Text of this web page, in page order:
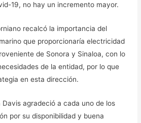
19, no hay un incremento mayor.
recalcó la importancia del
que proporcionaría electricidad
de Sonora y Sinaloa, con lo
de la entidad, por lo que
en esta dirección.
Davis agradeció a cada uno de los
por su disponibilidad y buena